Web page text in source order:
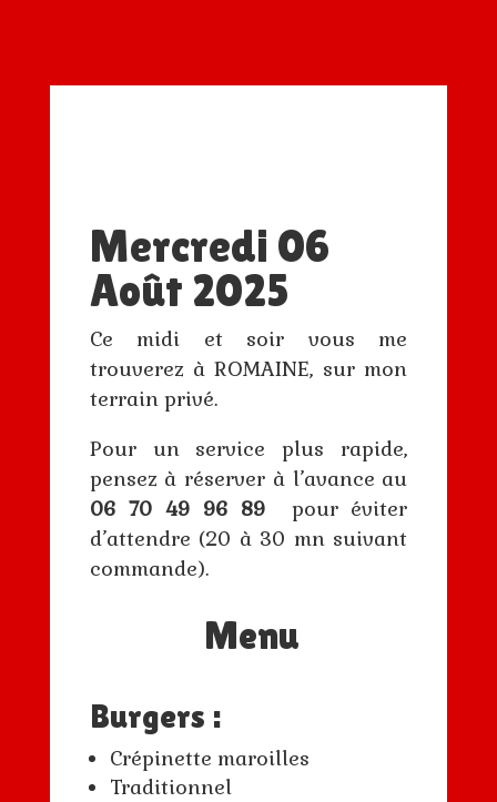
Mercredi 06
Août 2025
Ce midi et soir vous me
trouverez à ROMAINE, sur mon
terrain privé.
Pour un service plus rapide,
pensez à réserver à l’avance au
06 70 49 96 89 pour éviter
d’attendre (20 à 30 mn suivant
commande).
Menu
Burgers :
Crépinette maroilles
Traditionnel